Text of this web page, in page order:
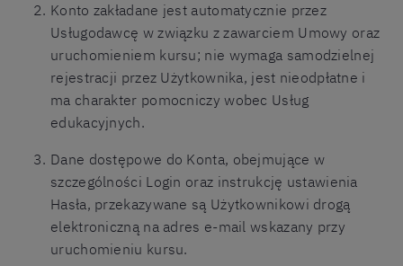
Konto zakładane jest automatycznie przez
Usługodawcę w związku z zawarciem Umowy oraz
uruchomieniem kursu; nie wymaga samodzielnej
rejestracji przez Użytkownika, jest nieodpłatne i
ma charakter pomocniczy wobec Usług
edukacyjnych.
Dane dostępowe do Konta, obejmujące w
szczególności Login oraz instrukcję ustawienia
Hasła, przekazywane są Użytkownikowi drogą
elektroniczną na adres e-mail wskazany przy
uruchomieniu kursu.